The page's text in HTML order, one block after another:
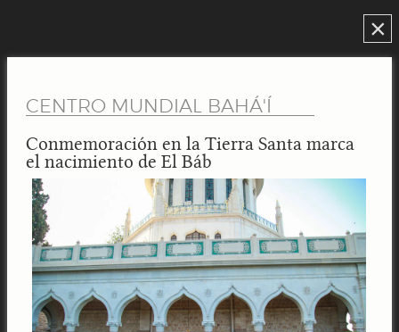
×
CENTRO MUNDIAL BAHÁ'Í
Conmemoración en la Tierra Santa marca
el nacimiento de El Báb